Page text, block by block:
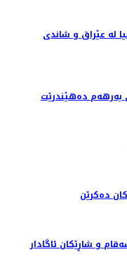
لە عێراق و شاندی
ده‌هێندرێت
ده‌كرێن
و شاڕێكان ئاگادار